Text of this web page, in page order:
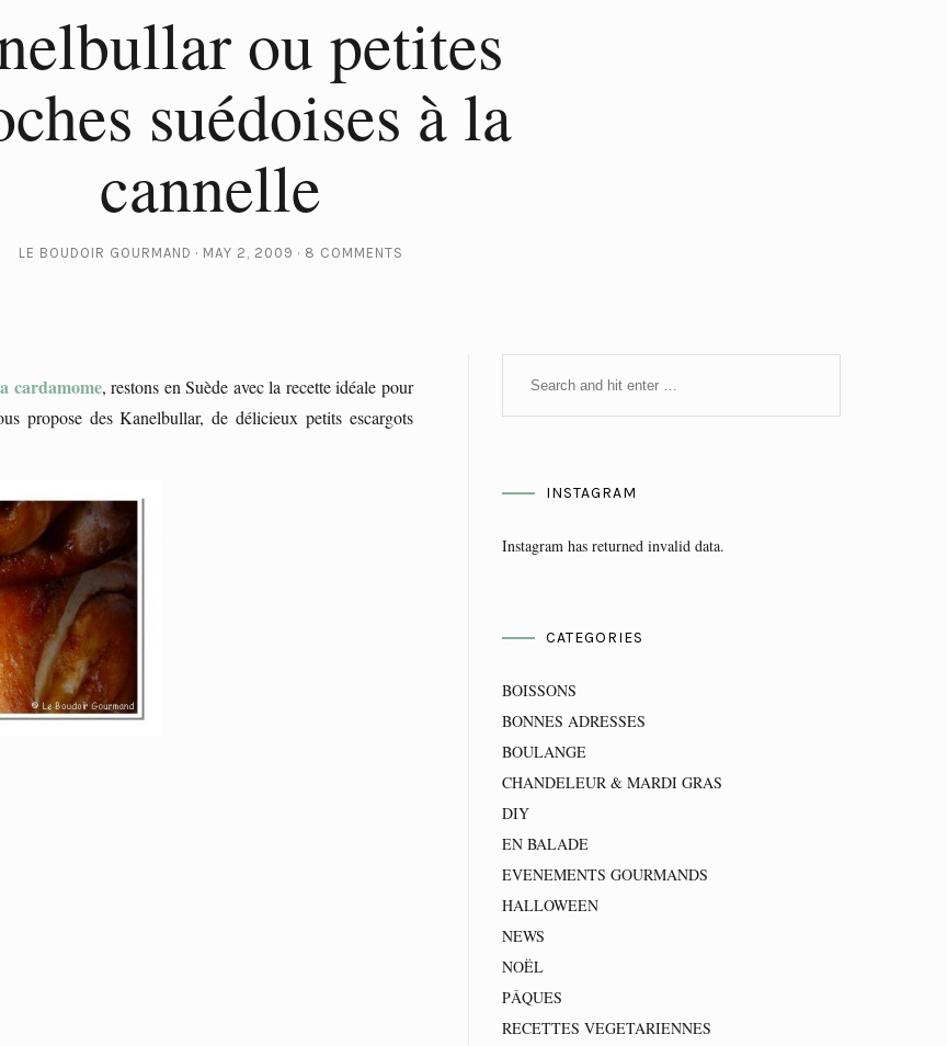
ou petites
suédoises à la
cannelle
LE BOUDOIR GOURMAND MAY 2, 2009 8 COMMENTS
cardamome, restons en Suède avec la recette idéale pour
propose des Kanelbullar, de délicieux petits escargots
INSTAGRAM
Instagram has returned invalid data.
CATEGORIES
BOISSONS
BONNES ADRESSES
BOULANGE
CHANDELEUR & MARDI GRAS
DIY
EN BALADE
EVENEMENTS GOURMANDS
HALLOWEEN
NEWS
NOËL
PÂQUES
RECETTES VEGETARIENNES